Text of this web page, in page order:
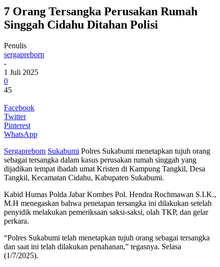
7 Orang Tersangka Perusakan Rumah
Singgah Cidahu Ditahan Polisi
Penulis
sergapreborn
-
1 Juli 2025
0
45
Facebook
Twitter
Pinterest
WhatsApp
Sergapreborn Sukabumi Polres Sukabumi menetapkan tujuh orang
sebagai tersangka dalam kasus perusakan rumah singgah yang
dijadikan tempat ibadah umat Kristen di Kampung Tangkil, Desa
Tangkil, Kecamatan Cidahu, Kabupaten Sukabumi.
Kabid Humas Polda Jabar Kombes Pol. Hendra Rochmawan S.I.K.,
M.H menegaskan bahwa penetapan tersangka ini dilakukan setelah
penyidik melakukan pemeriksaan saksi-saksi, olah TKP, dan gelar
perkara.
“Polres Sukabumi telah menetapkan tujuh orang sebagai tersangka
dan saat ini telah dilakukan penahanan,” tegasnya. Selasa
(1/7/2025).